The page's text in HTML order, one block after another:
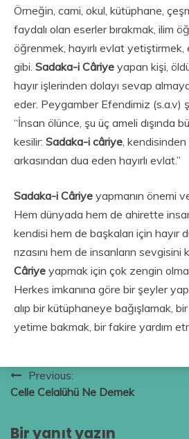
Örneğin, cami, okul, kütüphane,
faydalı olan eserler bırakmak, ilim
öğrenmek, hayırlı evlat
gibi. Sadaka-i Câriye yapan kişi,
hayır işlerinden dolayı sevap
eder. Peygamber Efendimiz (s.a.v)
“İnsan ölünce, şu üç ameli dışında
kesilir: Sadaka-i câriye,
arkasından dua eden hayırlı evlat.”
Sadaka-i Câriye yapmanın önemi
Hem dünyada hem de ahirette
kendisi hem de başkaları için hayır
rızasını hem de insanların sevgisini
Câriye yapmak için çok zengin
Herkes imkanına göre bir şeyler
alıp bir kütüphaneye bağışlamak,
yetime bakmak, bir fakire yardım
Yazı
gezinmesi
Previous:
Celle Celalühü Ne Demek
Bir yanıt yazın